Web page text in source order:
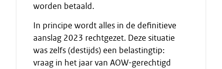
worden betaald.
In principe wordt alles in de definitieve
aanslag 2023 rechtgezet. Deze situatie
was zelfs (destijds) een belastingtip:
vraag in het jaar van AOW-gerechtigd